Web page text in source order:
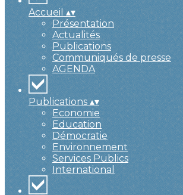
Accueil▴▾
Présentation
Actualités
Publications
Communiqués de presse
AGENDA
Publications▴▾
Economie
Education
Démocratie
Environnement
Services Publics
International